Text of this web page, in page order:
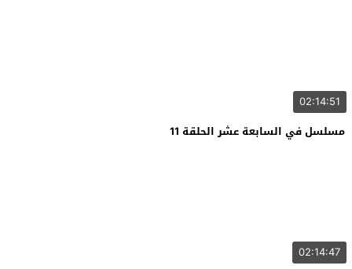
02:14:51
مسلسل في السابعة عشر الحلقة 11
02:14:47